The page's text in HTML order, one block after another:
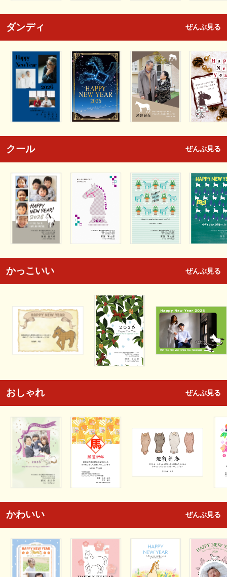
ダンディ ぜんぶ見る
クール ぜんぶ見る
かっこいい ぜんぶ見る
おしゃれ ぜんぶ見る
かわいい ぜんぶ見る